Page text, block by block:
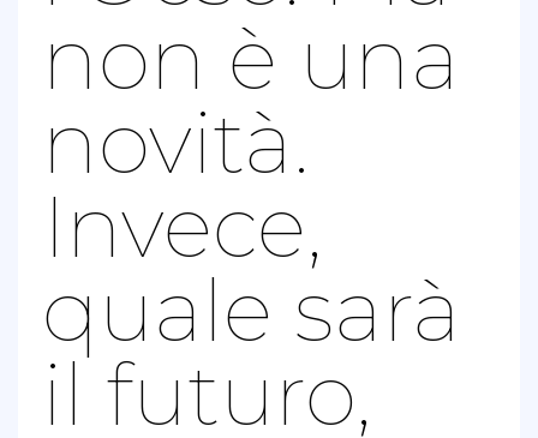
non è una
novità.
Invece,
quale sarà
il futuro,